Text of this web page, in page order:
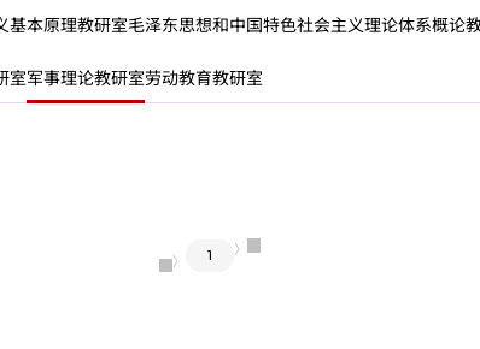
基本原理教研室毛泽东思想和中国特色社会主义理论体系概论
室军事理论教研室劳动教育教研室
〈 1 〉